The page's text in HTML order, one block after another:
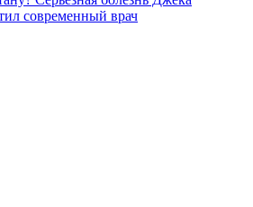
современный врач